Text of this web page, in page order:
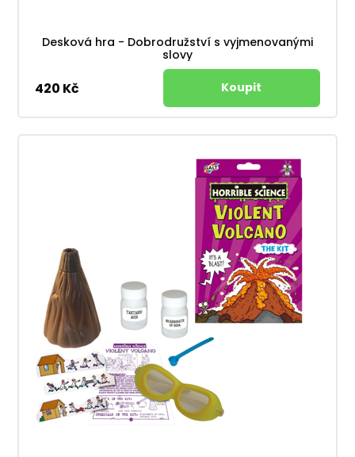
Desková hra - Dobrodružství s vyjmenovanými
slovy
420 Kč